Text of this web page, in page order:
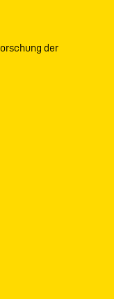
der